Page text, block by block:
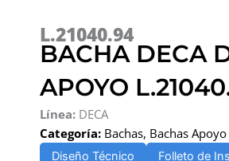
L.21040.94
BACHA DECA
APOYO
Línea: DECA
Categoría: Bachas, Bachas Apoyo
Diseño Técnico
Folleto de